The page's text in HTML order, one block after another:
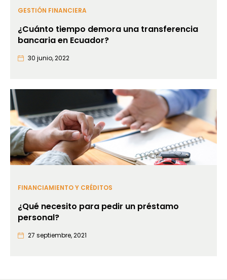
GESTIÓN FINANCIERA
¿Cuánto tiempo demora una transferencia
bancaria en Ecuador?
30 junio, 2022
FINANCIAMIENTO Y CRÉDITOS
¿Qué necesito para pedir un préstamo
personal?
27 septiembre, 2021